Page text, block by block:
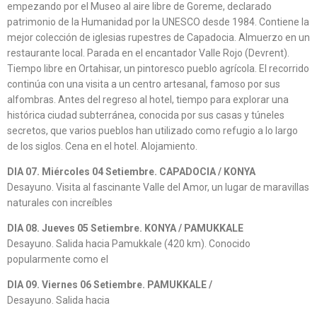
empezando por el Museo al aire libre de Goreme, declarado
patrimonio de la Humanidad por la UNESCO desde 1984. Contiene la
mejor colección de iglesias rupestres de Capadocia. Almuerzo en un
restaurante local. Parada en el encantador Valle Rojo (Devrent).
Tiempo libre en Ortahisar, un pintoresco pueblo agrícola. El recorrido
continúa con una visita a un centro artesanal, famoso por sus
alfombras. Antes del regreso al hotel, tiempo para explorar una
histórica ciudad subterránea, conocida por sus casas y túneles
secretos, que varios pueblos han utilizado como refugio a lo largo
de los siglos. Cena en el hotel. Alojamiento.
DIA 07. Miércoles 04 Setiembre. CAPADOCIA / KONYA
Desayuno. Visita al fascinante Valle del Amor, un lugar de maravillas
naturales con increíbles
DIA 08. Jueves 05 Setiembre. KONYA / PAMUKKALE
Desayuno. Salida hacia Pamukkale (420 km). Conocido
popularmente como el
DIA 09. Viernes 06 Setiembre. PAMUKKALE /
Desayuno. Salida hacia